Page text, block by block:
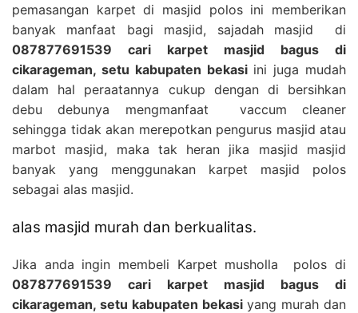
pemasangan karpet di masjid polos ini memberikan
banyak manfaat bagi masjid, sajadah masjid di
087877691539 cari karpet masjid bagus di
cikarageman, setu kabupaten bekasi ini juga mudah
dalam hal peraatannya cukup dengan di bersihkan
debu debunya mengmanfaat vaccum cleaner
sehingga tidak akan merepotkan pengurus masjid atau
marbot masjid, maka tak heran jika masjid masjid
banyak yang menggunakan karpet masjid polos
sebagai alas masjid.
alas masjid murah dan berkualitas.
Jika anda ingin membeli Karpet musholla polos di
087877691539 cari karpet masjid bagus di
cikarageman, setu kabupaten bekasi yang murah dan